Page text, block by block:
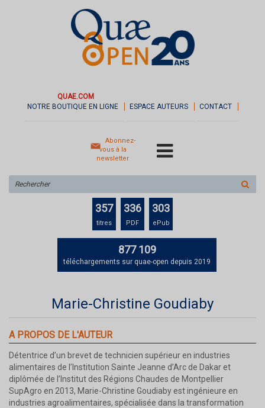
QUAE.COM
NOTRE BOUTIQUE EN LIGNE
ESPACE AUTEURS CONTACT
Abonnez-
vous à la
newsletter
sur
le
357
titres
336
PDF
303
ePub
877 109
téléchargements sur quae-open depuis 2019
Marie-Christine Goudiaby
A PROPOS DE L'AUTEUR
Détentrice d’un brevet de technicien supérieur en industries
alimentaires de l’Institution Sainte Jeanne d’Arc de Dakar et
diplômée de l’Institut des Régions Chaudes de Montpellier
SupAgro en 2013, Marie-Christine Goudiaby est ingénieure en
industries agroalimentaires, spécialisée dans la transformation